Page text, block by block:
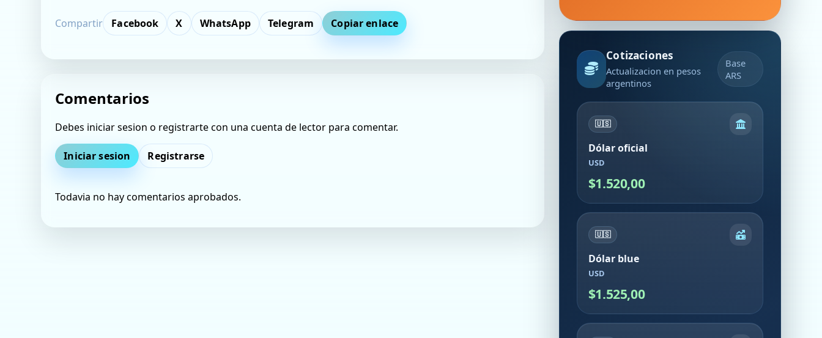
Compartir Facebook X WhatsApp Telegram Copiar enlace
Comentarios
Debes iniciar sesion o registrarte con una cuenta de lector para comentar.
Iniciar sesion Registrarse
Todavia no hay comentarios aprobados.
Cotizaciones
Actualizacion en pesos
argentinos
Base
ARS
🇺🇸
Dólar oficial
USD
$1.520,00
🇺🇸
Dólar blue
USD
$1.525,00